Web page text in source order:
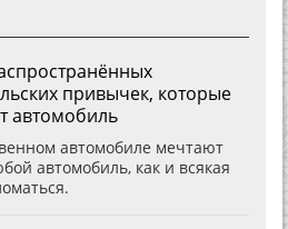
привычек, которые
автомобиль
автомобиле мечтают
автомобиль, как и всякая